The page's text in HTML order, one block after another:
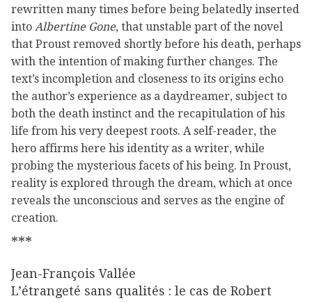
rewritten many times before being belatedly inserted
into Albertine Gone, that unstable part of the novel
that Proust removed shortly before his death, perhaps
with the intention of making further changes. The
text’s incompletion and closeness to its origins echo
the author’s experience as a daydreamer, subject to
both the death instinct and the recapitulation of his
life from his very deepest roots. A self-reader, the
hero affirms here his identity as a writer, while
probing the mysterious facets of his being. In Proust,
reality is explored through the dream, which at once
reveals the unconscious and serves as the engine of
creation.
***
Jean-François Vallée
L’étrangeté sans qualités : le cas de Robert